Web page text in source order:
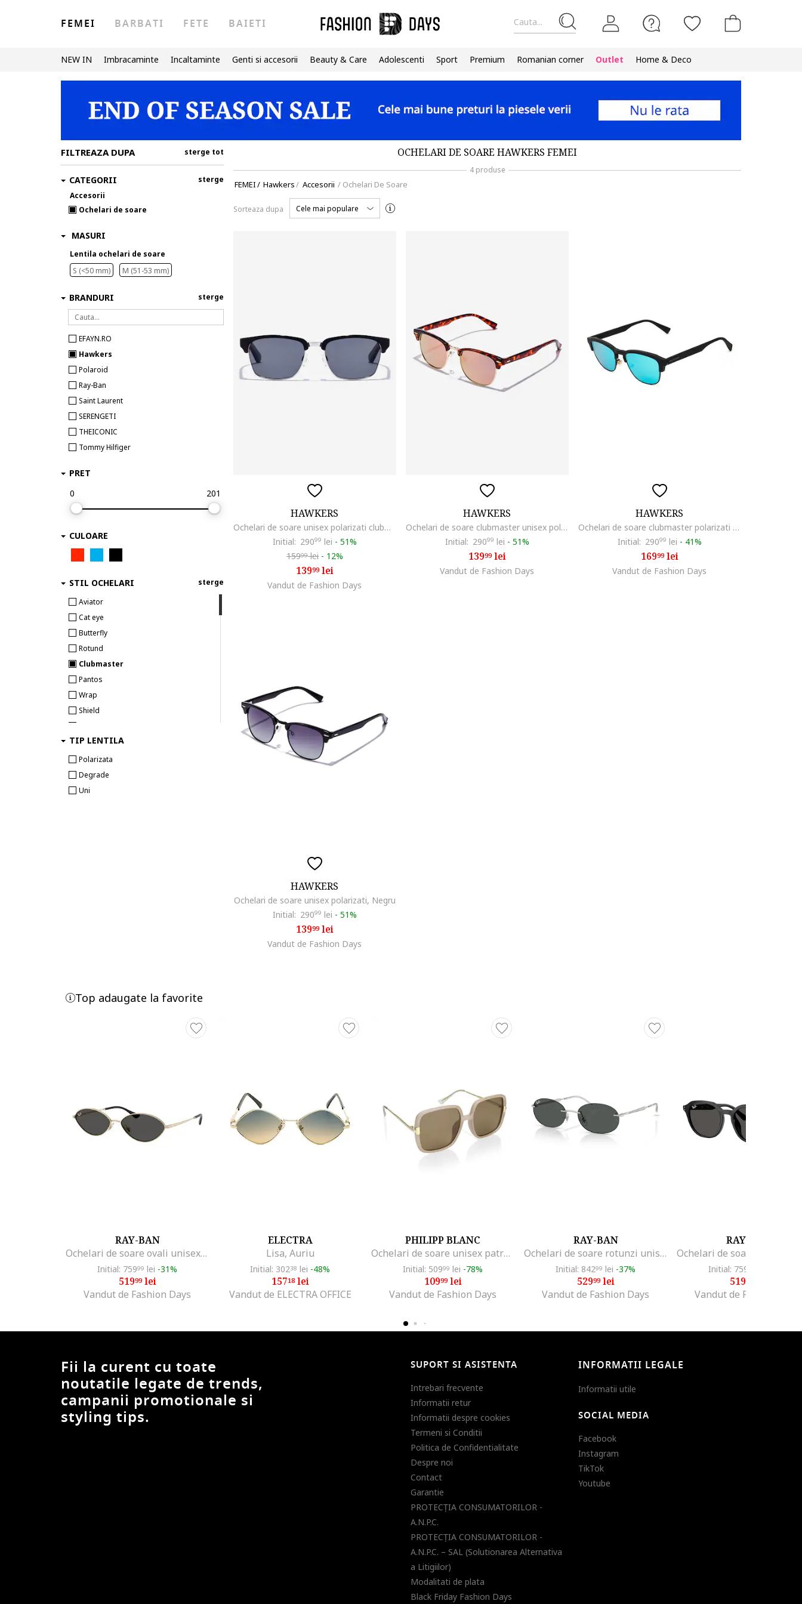
Cauta...
FEMEI BARBATI FETE BAIETI
NEW IN Imbracaminte Incaltaminte Genti si accesorii Beauty & Care Adolescenti Sport Premium Romanian corner Outlet Home & Deco
OCHELARI DE SOARE HAWKERS FEMEI
4 produse
FEMEI/ Hawkers/ Accesorii / Ochelari De Soare
Sorteaza dupa Cele mai populare
HAWKERS
Ochelari de soare unisex polarizati clubmaster Classic Valmont, Negru
Initial: 29099 lei - 51%
15999lei - 12%
13999lei
Vandut de Fashion Days
HAWKERS
Ochelari de soare clubmaster unisex polarizati
Initial: 29099 lei - 51%
13999lei
Vandut de Fashion Days
HAWKERS
Ochelari de soare clubmaster polarizati New Classic
Initial: 29099 lei - 41%
16999lei
Vandut de Fashion Days
HAWKERS
Ochelari de soare unisex polarizati, Negru
Initial: 29099 lei - 51%
13999lei
Vandut de Fashion Days
FILTREAZA DUPA sterge tot
CATEGORII
Accesorii
Ochelari de soare
sterge
MASURI
Lentila ochelari de soare
S (<50 mm)
M (51-53 mm)
BRANDURI
EFAYN.RO
Hawkers
Polaroid
Ray-Ban
Saint Laurent
SERENGETI
THEICONIC
Tommy Hilfiger
sterge
PRET
0
201
CULOARE
STIL OCHELARI
Aviator
Cat eye
Butterfly
Rotund
Clubmaster
Pantos
Wrap
Shield
Wayfarer
Oval
Dreptunghiular
sterge
TIP LENTILA
Polarizata
Degrade
Uni
Top adaugate la favorite
RAY-BAN
Ochelari de soare ovali unisex Kai, Auriu/Negru
Initial: 75999 lei -31%
51999lei
Vandut de Fashion Days
ELECTRA
Lisa, Auriu
Initial: 30238 lei -48%
15718lei
Vandut de ELECTRA OFFICE
PHILIPP BLANC
Ochelari de soare unisex patrati polarizati Armada, Auriu/Bej
Initial: 50999 lei -78%
10999lei
Vandut de Fashion Days
RAY-BAN
Ochelari de soare rotunzi unisex cu rama metalica, Argintiu
Initial: 84299 lei -37%
52999lei
Vandut de Fashion Days
RAY-BAN
Initial: 759
51999
Vandut de Fashion Days
Fii la curent cu toate
noutatile legate de trends,
campanii promotionale si
styling tips.
SUPORT SI ASISTENTA
Intrebari frecvente
Informatii retur
Informatii despre cookies
Termeni si Conditii
Politica de Confidentialitate
Despre noi
Contact
Garantie
PROTECŢIA CONSUMATORILOR -
A.N.P.C.
PROTECŢIA CONSUMATORILOR -
A.N.P.C. – SAL (Solutionarea Alternativa
a Litigiilor)
Modalitati de plata
Black Friday Fashion Days
INFORMATII LEGALE
Informatii utile
SOCIAL MEDIA
Facebook
Instagram
TikTok
Youtube